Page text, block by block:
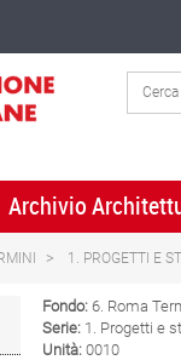
Archivio
1. PROGETTI E
Fondo: 6. Roma
Serie: 1. Progetti e
Unità: 0010